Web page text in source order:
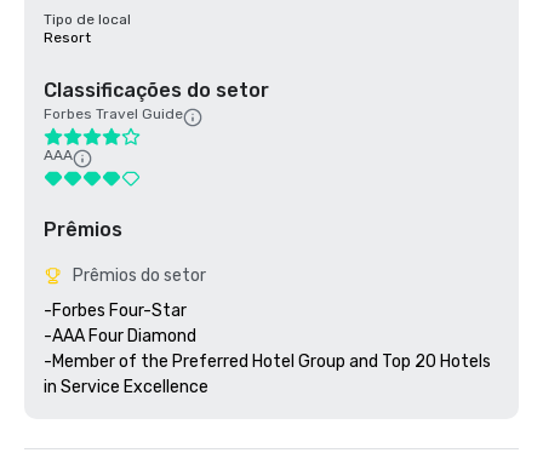
Tipo de local
Resort
Classificações do setor
Forbes Travel Guide
AAA
Prêmios
Prêmios do setor
-Forbes Four-Star
-AAA Four Diamond
-Member of the Preferred Hotel Group and Top 20 Hotels